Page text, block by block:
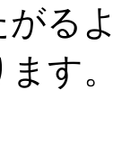
る
す。